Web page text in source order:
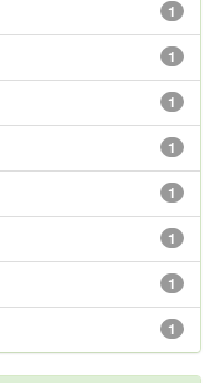
1
1
1
1
1
1
1
1